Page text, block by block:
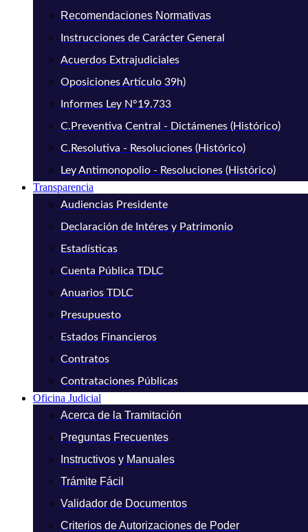
Recomendaciones Normativas
Instrucciones de Carácter General
Acuerdos Extrajudiciales
Oposiciones Artículo 39h)
Informes Ley N°19.733
C.Preventiva Central - Dictámenes (Histórico)
C.Resolutiva - Resoluciones (Histórico)
Ley Antimonopolio - Resoluciones (Histórico)
Transparencia
Audiencias Presidente
Declaración de Intéres y Patrimonio
Estadísticas
Cuenta Pública TDLC
Anuarios TDLC
Presupuesto
Estados Financieros
Contratos
Contrataciones Públicas
Oficina Judicial
Acerca de la Tramitación
Preguntas Frecuentes
Instructivos y Manuales
Trámite Fácil
Validador de Documentos
Criterios de Autorizaciones de Poder